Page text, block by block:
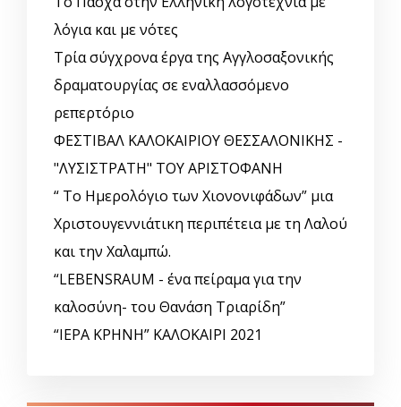
λόγια και με νότες
Τρία σύγχρονα έργα της Αγγλοσαξονικής
δραματουργίας σε εναλλασσόμενο
ρεπερτόριο
ΦΕΣΤΙΒΑΛ ΚΑΛΟΚΑΙΡΙΟΥ ΘΕΣΣΑΛΟΝΙΚΗΣ -
"ΛΥΣΙΣΤΡΑΤΗ" ΤΟΥ ΑΡΙΣΤΟΦΑΝΗ
“ Το Ημερολόγιο των Χιονονιφάδων” μια
Χριστουγεννιάτικη περιπέτεια με τη Λαλού
και την Χαλαμπώ.
“LEBENSRAUM - ένα πείραμα για την
καλοσύνη- του Θανάση Τριαρίδη”
“ΙΕΡΑ ΚΡΗΝΗ” ΚΑΛΟΚΑΙΡΙ 2021